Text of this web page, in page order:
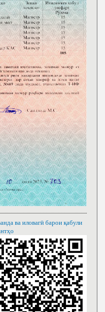
ва иловагӣ барои қабули